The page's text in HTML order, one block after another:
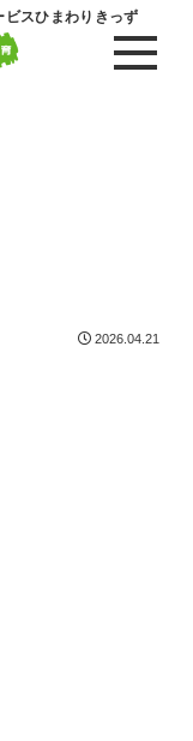
スひまわりきっず
2026.04.21